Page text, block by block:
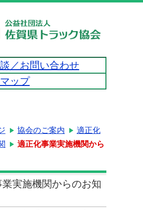
／お問い合わせ
ップ
協会のご案内
適正化
適正化事業実施機関から
実施機関からのお知